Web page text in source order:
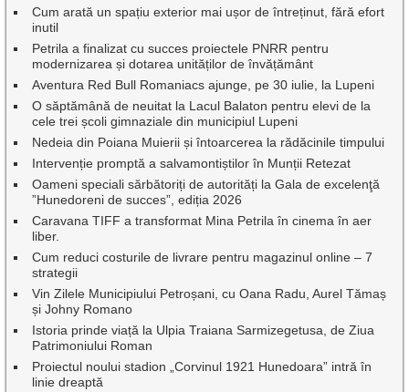
Cum arată un spațiu exterior mai ușor de întreținut, fără efort
inutil
Petrila a finalizat cu succes proiectele PNRR pentru
modernizarea și dotarea unităților de învățământ
Aventura Red Bull Romaniacs ajunge, pe 30 iulie, la Lupeni
O săptămână de neuitat la Lacul Balaton pentru elevi de la
cele trei școli gimnaziale din municipiul Lupeni
Nedeia din Poiana Muierii și întoarcerea la rădăcinile timpului
Intervenție promptă a salvamontiștilor în Munții Retezat
Oameni speciali sărbătoriți de autorități la Gala de excelenţă
”Hunedoreni de succes”, ediția 2026
Caravana TIFF a transformat Mina Petrila în cinema în aer
liber.
Cum reduci costurile de livrare pentru magazinul online – 7
strategii
Vin Zilele Municipiului Petroșani, cu Oana Radu, Aurel Tămaș
și Johny Romano
Istoria prinde viață la Ulpia Traiana Sarmizegetusa, de Ziua
Patrimoniului Roman
Proiectul noului stadion „Corvinul 1921 Hunedoara” intră în
linie dreaptă